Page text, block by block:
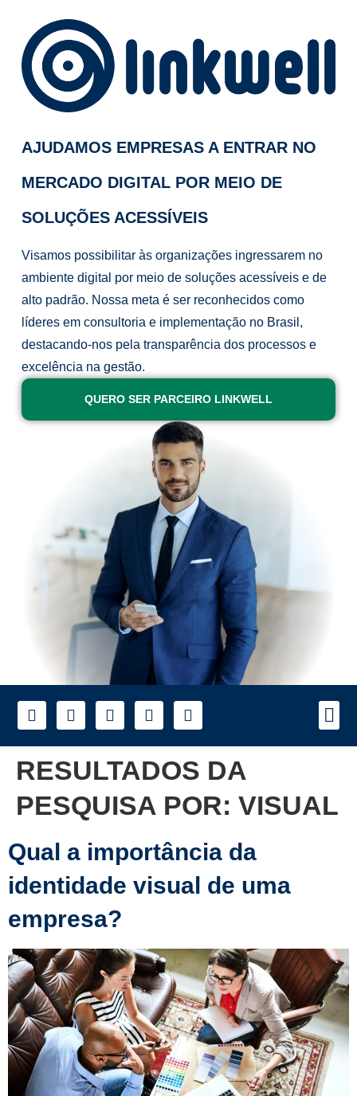
AJUDAMOS EMPRESAS A ENTRAR NO
MERCADO DIGITAL POR MEIO DE
SOLUÇÕES ACESSÍVEIS
Visamos possibilitar às organizações ingressarem no
ambiente digital por meio de soluções acessíveis e de
alto padrão. Nossa meta é ser reconhecidos como
líderes em consultoria e implementação no Brasil,
destacando-nos pela transparência dos processos e
excelência na gestão.
QUERO SER PARCEIRO LINKWELL
RESULTADOS DA
PESQUISA POR: VISUAL
Qual a importância da
identidade visual de uma
empresa?